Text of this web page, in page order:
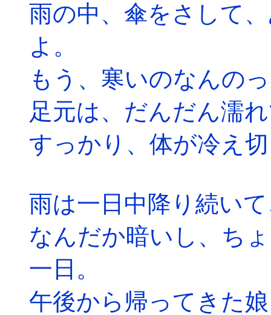
雨の中、傘をさして
よ。
もう、寒いのなんの
足元は、だんだん濡
すっかり、体が冷え
雨は一日中降り続い
なんだか暗いし、ち
一日。
午後から帰ってきた